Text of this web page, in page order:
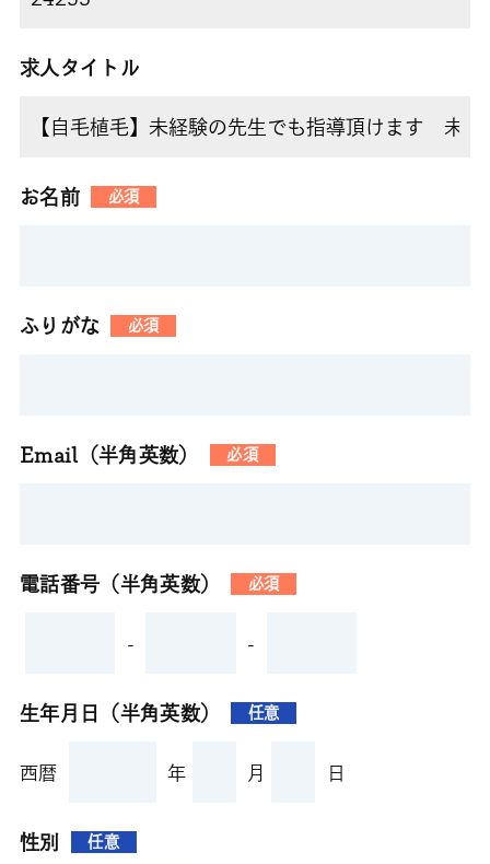
求人タイトル
お名前 必須
ふりがな 必須
Email（半角英数） 必須
電話番号（半角英数） 必須
- -
生年月日（半角英数） 任意
西暦 年 月 日
性別 任意